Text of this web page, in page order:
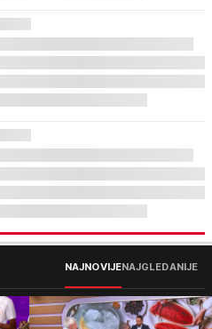
NAJNOVIJENAJGLEDANIJE